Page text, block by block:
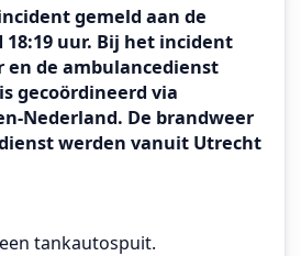
gemeld aan de
uur. Bij het incident
en de ambulancedienst
gecoördineerd via
Nederland. De brandweer
werden vanuit Utrecht
tankautospuit.